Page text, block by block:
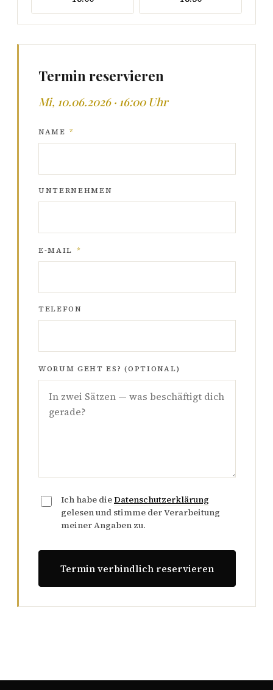
Termin reservieren
Mi, 10.06.2026 · 16:00 Uhr
NAME *
UNTERNEHMEN
E-MAIL *
TELEFON
WORUM GEHT ES? (OPTIONAL)
Ich habe dieDatenschutzerklärung
gelesen und stimme der Verarbeitung
meiner Angaben zu.
Termin verbindlich reservieren